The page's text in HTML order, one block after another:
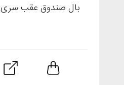
بال صندوق عقب سری 5 BMW